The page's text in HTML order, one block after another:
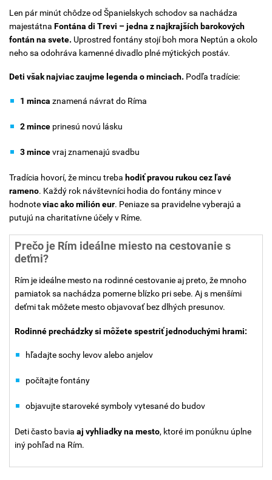
Len pár minút chôdze od Španielskych schodov sa nachádza
majestátna Fontána di Trevi – jedna z najkrajších barokových
fontán na svete. Uprostred fontány stojí boh mora Neptún a okolo
neho sa odohráva kamenné divadlo plné mýtických postáv.
Deti však najviac zaujme legenda o minciach. Podľa tradície:
1 minca znamená návrat do Ríma
2 mince prinesú novú lásku
3 mincevraj znamenajú svadbu
Tradícia hovorí, že mincu treba hodiť pravou rukou cez ľavé
rameno. Každý rok návštevníci hodia do fontány mince v
hodnoteviac ako milión eur. Peniaze sa pravidelne vyberajú a
putujú na charitatívne účely v Ríme.
Prečo je Rím ideálne miesto na cestovanie s
deťmi?
Rím je ideálne mesto na rodinné cestovanie aj preto, že mnoho
pamiatok sa nachádza pomerne blízko pri sebe. Aj s menšími
deťmi tak môžete mesto objavovať bez dlhých presunov.
Rodinné prechádzky si môžete spestriť jednoduchými hrami:
hľadajte sochy levov alebo anjelov
počítajte fontány
objavujte staroveké symboly vytesané do budov
Deti často bavia aj vyhliadky na mesto, ktoré im ponúknu úplne
iný pohľad na Rím.